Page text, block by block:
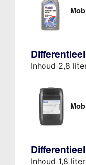
Inhoud 2,8
Inhoud 1,8 liter